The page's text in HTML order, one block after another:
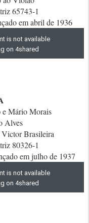
65743-1
em abril de 1936
e Mário Morais
Alves
Victor Brasileira
80326-1
em julho de 1937